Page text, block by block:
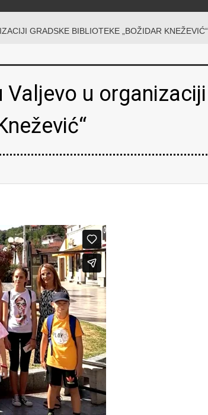
GRADSKE BIBLIOTEKE „BOŽIDAR KNEŽEVIĆ“
u organizaciji